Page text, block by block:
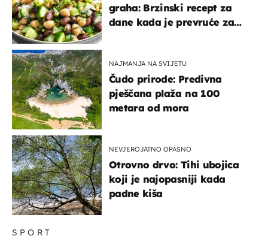
SPORT
graha: Brzinski recept za
dane kada je prevruće za
NAJMANJA NA SVIJETU
Čudo prirode: Predivna
pješčana plaža na 100
metara od mora
NEVJEROJATNO OPASNO
Otrovno drvo: Tihi ubojica
koji je najopasniji kada
padne kiša